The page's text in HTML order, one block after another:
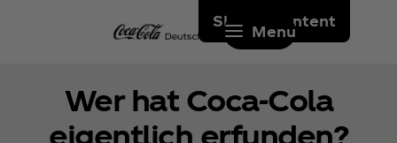
Skip to content
Menu
Wer hat Coca‑Cola
eigentlich erfunden?